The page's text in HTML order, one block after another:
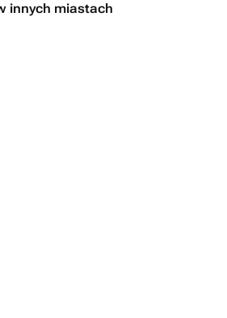
innych miastach